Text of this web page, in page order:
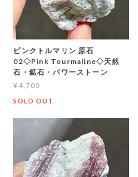
ピンクトルマリン 原石
02◇Pink Tourmaline◇天然
石・鉱石・パワーストーン
¥4,700
SOLD OUT